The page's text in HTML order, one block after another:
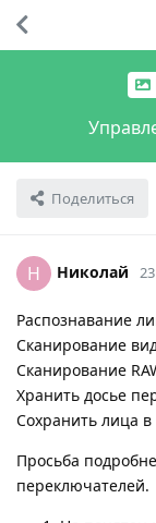
Поделиться
Н Николай
Распознавание
Сканирование
Сканирование
Хранить досье
Сохранить лица
Просьба
переключателей.